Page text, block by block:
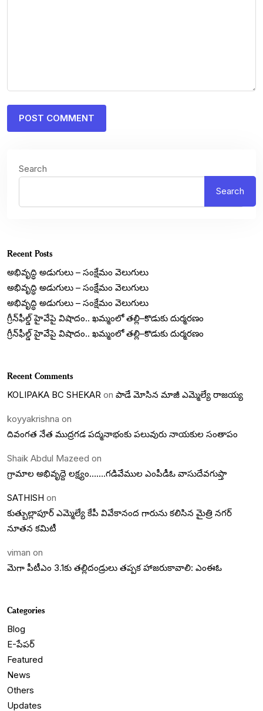
Search
Search
Recent Posts
అభివృద్ధి అడుగులు – సంక్షేమం వెలుగులు
అభివృద్ధి అడుగులు – సంక్షేమం వెలుగులు
అభివృద్ధి అడుగులు – సంక్షేమం వెలుగులు
గ్రీన్‌ఫీల్డ్ హైవేపై విషాదం.. ఖమ్మంలో తల్లి–కొడుకు దుర్మరణం
గ్రీన్‌ఫీల్డ్ హైవేపై విషాదం.. ఖమ్మంలో తల్లి–కొడుకు దుర్మరణం
Recent Comments
KOLIPAKA BC SHEKAR on పాడే మోసిన మాజీ ఎమ్మెల్యే రాజయ్య
koyyakrishna on
దివంగత నేత ముద్రగడ పద్మనాభంకు పలువురు నాయకుల సంతాపం
Shaik Abdul Mazeed on
గ్రామాల అభివృద్దె లక్ష్యం…….గడివేముల ఎంపీడీఓ వాసుదేవగుప్తా
SATHISH on
కుత్బుల్లాపూర్ ఎమ్మెల్యే కేపీ వివేకానంద గారును కలిసిన మైత్రి నగర్
నూతన కమిటీ
viman on
మెగా పీటీఎం 3.1కు తల్లిదండ్రులు తప్పక హాజరుకావాలి: ఎంఈఓ
Categories
Blog
E-పేపర్
Featured
News
Others
Updates